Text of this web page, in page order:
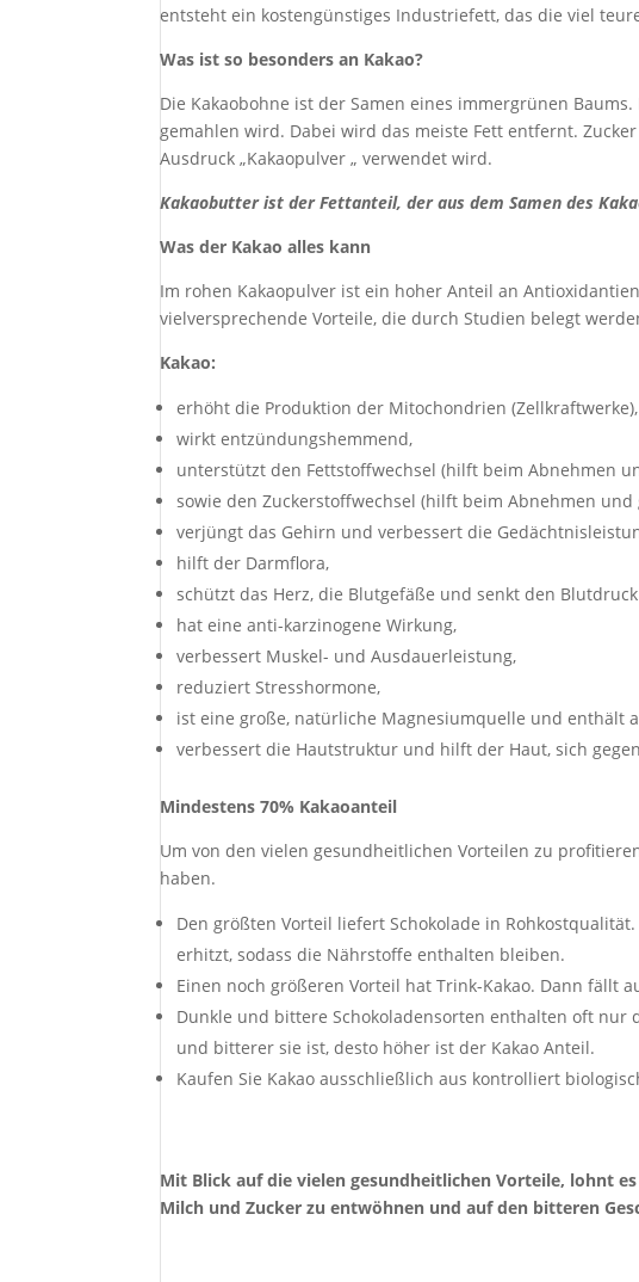
entsteht ein kostengünstiges Industriefett, das die viel
Was ist so besonders an Kakao?
Die Kakaobohne ist der Samen eines immergrünen
gemahlen wird. Dabei wird das meiste Fett entfernt.
Ausdruck „Kakaopulver „ verwendet wird.
Kakaobutter ist der Fettanteil, der aus dem Samen des
Was der Kakao alles kann
Im rohen Kakaopulver ist ein hoher Anteil an
vielversprechende Vorteile, die durch Studien belegt
Kakao:
erhöht die Produktion der Mitochondrien (Zellkraftwerke),
wirkt entzündungshemmend,
unterstützt den Fettstoffwechsel (hilft beim Abnehmen
sowie den Zuckerstoffwechsel (hilft beim Abnehmen und
verjüngt das Gehirn und verbessert die
hilft der Darmflora,
schützt das Herz, die Blutgefäße und senkt den
hat eine anti-karzinogene Wirkung,
verbessert Muskel- und Ausdauerleistung,
reduziert Stresshormone,
ist eine große, natürliche Magnesiumquelle und enthält
verbessert die Hautstruktur und hilft der Haut, sich
Mindestens 70% Kakaoanteil
Um von den vielen gesundheitlichen Vorteilen zu
haben.
Den größten Vorteil liefert Schokolade in
erhitzt, sodass die Nährstoffe enthalten bleiben.
Einen noch größeren Vorteil hat Trink-Kakao. Dann fällt
Dunkle und bittere Schokoladensorten enthalten oft nur
und bitterer sie ist, desto höher ist der Kakao Anteil.
Kaufen Sie Kakao ausschließlich aus kontrolliert
Mit Blick auf die vielen gesundheitlichen Vorteile, lohnt
Milch und Zucker zu entwöhnen und auf den bitteren